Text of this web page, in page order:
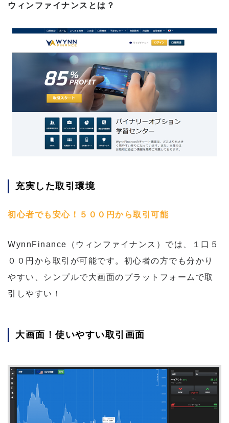
ウィンファイナンスとは？
充実した取引環境
初心者でも安心！５００円から取引可能
WynnFinance（ウィンファイナンス）では、１口５
００円から取引が可能です。初心者の方でも分かり
やすい、シンプルで大画面のプラットフォームで取
引しやすい！
大画面！使いやすい取引画面